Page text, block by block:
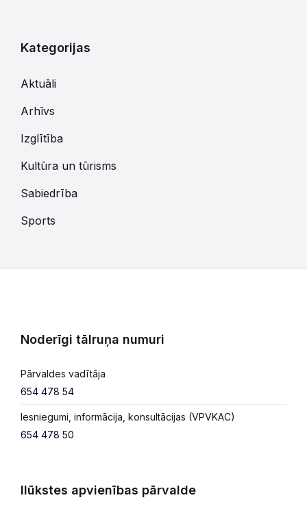
Kategorijas
Aktuāli
Arhīvs
Izglītība
Kultūra un tūrisms
Sabiedrība
Sports
Noderīgi tālruņa numuri
Pārvaldes vadītāja
654 478 54
Iesniegumi, informācija, konsultācijas (VPVKAC)
654 478 50
Ilūkstes apvienības pārvalde